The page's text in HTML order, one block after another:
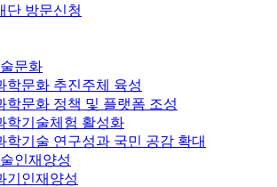
단 방문신청
문화
학문화 추진주체 육성
학문화 정책 및 플랫폼 조성
학기술체험 활성화
학기술 연구성과 국민 공감 확대
인재양성
기인재양성